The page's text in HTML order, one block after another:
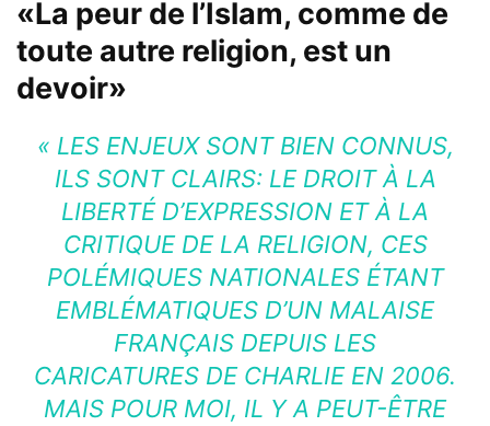
«La peur de l’Islam, comme de
toute autre religion, est un
devoir»
« LES ENJEUX SONT BIEN CONNUS,
ILS SONT CLAIRS: LE DROIT À LA
LIBERTÉ D’EXPRESSION ET À LA
CRITIQUE DE LA RELIGION, CES
POLÉMIQUES NATIONALES ÉTANT
EMBLÉMATIQUES D’UN MALAISE
FRANÇAIS DEPUIS LES
CARICATURES DE CHARLIE EN 2006.
MAIS POUR MOI, IL Y A PEUT-ÊTRE